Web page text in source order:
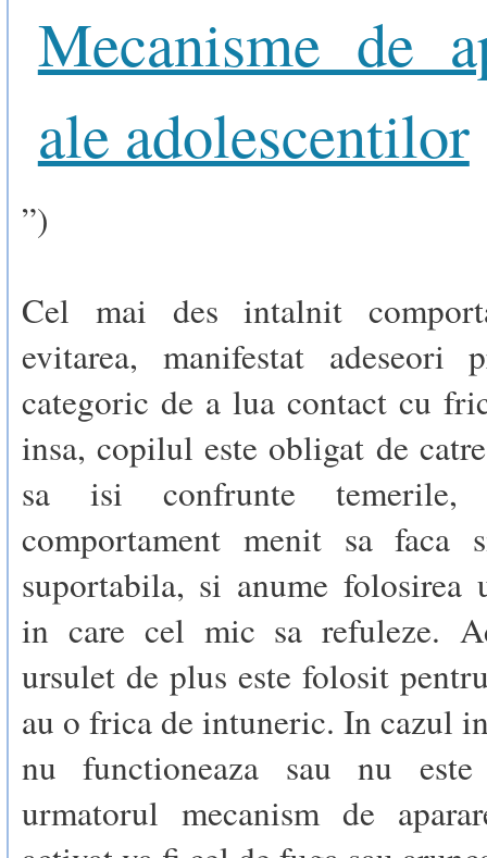
Mecanisme de
ale adolescentilor
”)
Cel mai des intalnit
evitarea, manifestat adeseori
categoric de a lua contact cu
insa, copilul este obligat de
sa isi confrunte temerile,
comportament menit sa faca
suportabila, si anume folosirea
in care cel mic sa refuleze.
ursulet de plus este folosit
au o frica de intuneric. In cazul
nu functioneaza sau nu
urmatorul mecanism de